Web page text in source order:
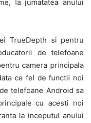
la jumatatea anului
TrueDepth si pentru
de telefoane
camera principala
ce fel de functii noi
telefoane Android sa
cu acesti noi
la inceputul anului